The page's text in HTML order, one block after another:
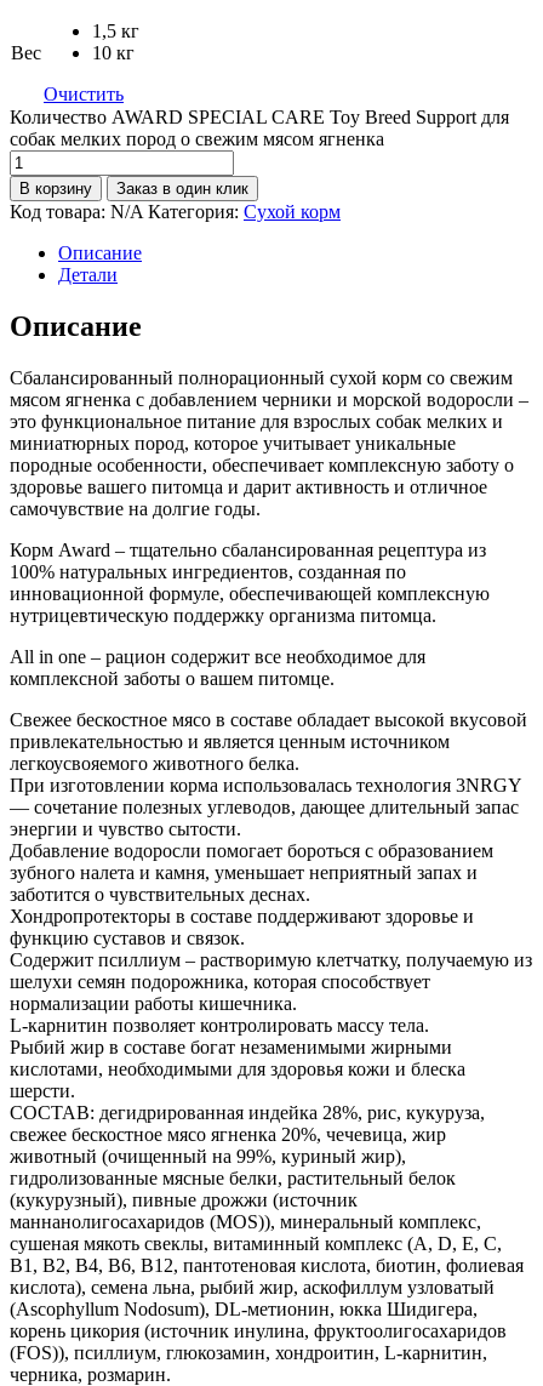
Вес
1,5 кг
10 кг
Очистить
Количество AWARD SPECIAL CARE Toy Breed Support для
собак мелких пород о свежим мясом ягненка
В корзину Заказ в один клик
Код товара: N/A Категория: Сухой корм
Описание
Детали
Описание
Сбалансированный полнорационный сухой корм со свежим
мясом ягненка с добавлением черники и морской водоросли –
это функциональное питание для взрослых собак мелких и
миниатюрных пород, которое учитывает уникальные
породные особенности, обеспечивает комплексную заботу о
здоровье вашего питомца и дарит активность и отличное
самочувствие на долгие годы.
Корм Award – тщательно сбалансированная рецептура из
100% натуральных ингредиентов, созданная по
инновационной формуле, обеспечивающей комплексную
нутрицевтическую поддержку организма питомца.
All in one – рацион содержит все необходимое для
комплексной заботы о вашем питомце.
Свежее бескостное мясо в составе обладает высокой вкусовой
привлекательностью и является ценным источником
легкоусвояемого животного белка.
При изготовлении корма использовалась технология 3NRGY
— сочетание полезных углеводов, дающее длительный запас
энергии и чувство сытости.
Добавление водоросли помогает бороться с образованием
зубного налета и камня, уменьшает неприятный запах и
заботится о чувствительных деснах.
Хондропротекторы в составе поддерживают здоровье и
функцию суставов и связок.
Содержит псиллиум – растворимую клетчатку, получаемую из
шелухи семян подорожника, которая способствует
нормализации работы кишечника.
L-карнитин позволяет контролировать массу тела.
Рыбий жир в составе богат незаменимыми жирными
кислотами, необходимыми для здоровья кожи и блеска
шерсти.
СОСТАВ: дегидрированная индейка 28%, рис, кукуруза,
свежее бескостное мясо ягненка 20%, чечевица, жир
животный (очищенный на 99%, куриный жир),
гидролизованные мясные белки, растительный белок
(кукурузный), пивные дрожжи (источник
маннанолигосахаридов (MOS)), минеральный комплекс,
сушеная мякоть свеклы, витаминный комплекс (A, D, E, C,
B1, B2, B4, B6, B12, пантотеновая кислота, биотин, фолиевая
кислота), семена льна, рыбий жир, аскофиллум узловатый
(Ascophyllum Nodosum), DL-метионин, юкка Шидигера,
корень цикория (источник инулина, фруктоолигосахаридов
(FOS)), псиллиум, глюкозамин, хондроитин, L-карнитин,
черника, розмарин.